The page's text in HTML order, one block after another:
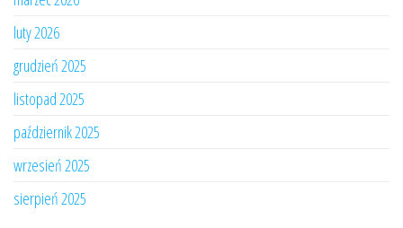
luty 2026
grudzień 2025
listopad 2025
październik 2025
wrzesień 2025
sierpień 2025